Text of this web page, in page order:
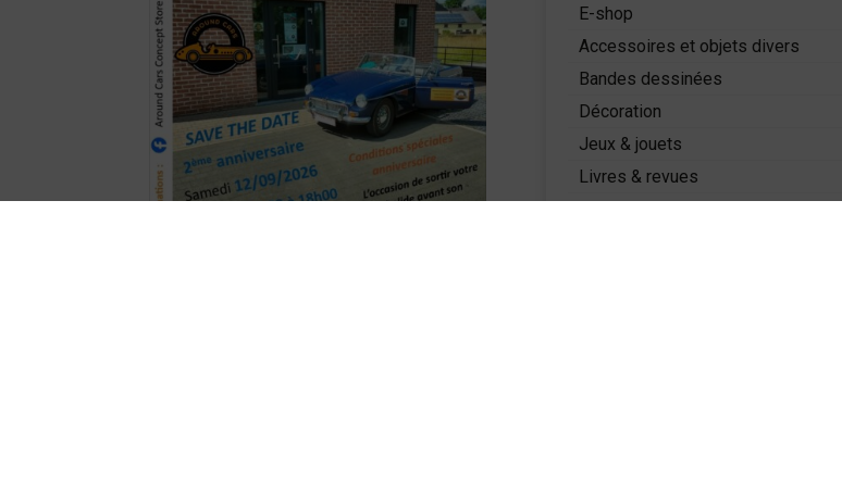
E-shop
Accessoires et objets divers
Bandes dessinées
Décoration
Jeux & jouets
Livres & revues